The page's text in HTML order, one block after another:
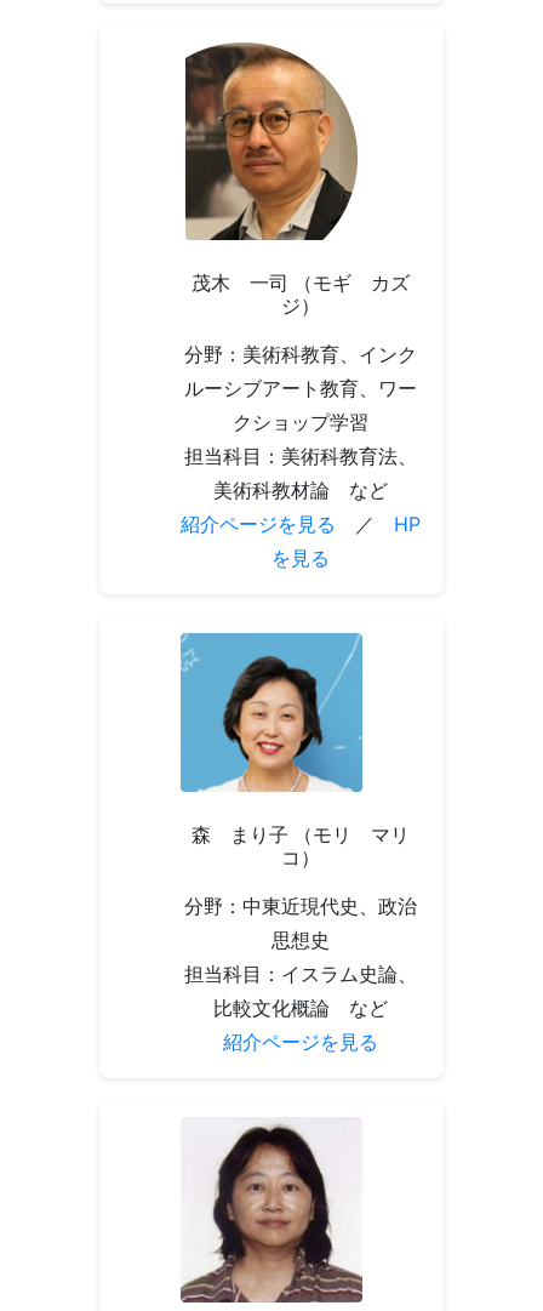
茂木 一司 （モギ カズ
ジ）
分野：美術科教育、インク
ルーシブアート教育、ワー
クショップ学習
担当科目：美術科教育法、
美術科教材論 など
紹介ページを見る ／ HP
を見る
森 まり子 （モリ マリ
コ）
分野：中東近現代史、政治
思想史
担当科目：イスラム史論、
比較文化概論 など
紹介ページを見る